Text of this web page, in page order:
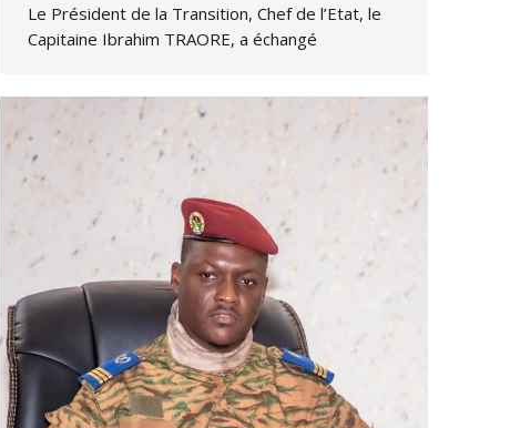
Le Président de la Transition, Chef de l’Etat, le
Capitaine Ibrahim TRAORE, a échangé